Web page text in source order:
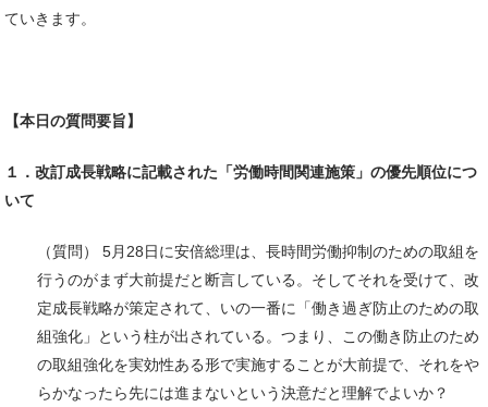
ていきます。
【本日の質問要旨】
１．改訂成長戦略に記載された「労働時間関連施策」の優先順位につ
いて
（質問） 5月28日に安倍総理は、長時間労働抑制のための取組を
行うのがまず大前提だと断言している。そしてそれを受けて、改
定成長戦略が策定されて、いの一番に「働き過ぎ防止のための取
組強化」という柱が出されている。つまり、この働き防止のため
の取組強化を実効性ある形で実施することが大前提で、それをや
らかなったら先には進まないという決意だと理解でよいか？